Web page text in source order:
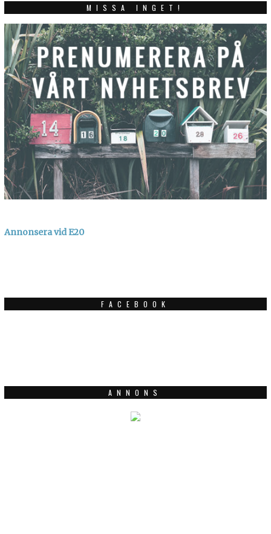
MISSA INGET!
Annonsera vid E20
FACEBOOK
ANNONS